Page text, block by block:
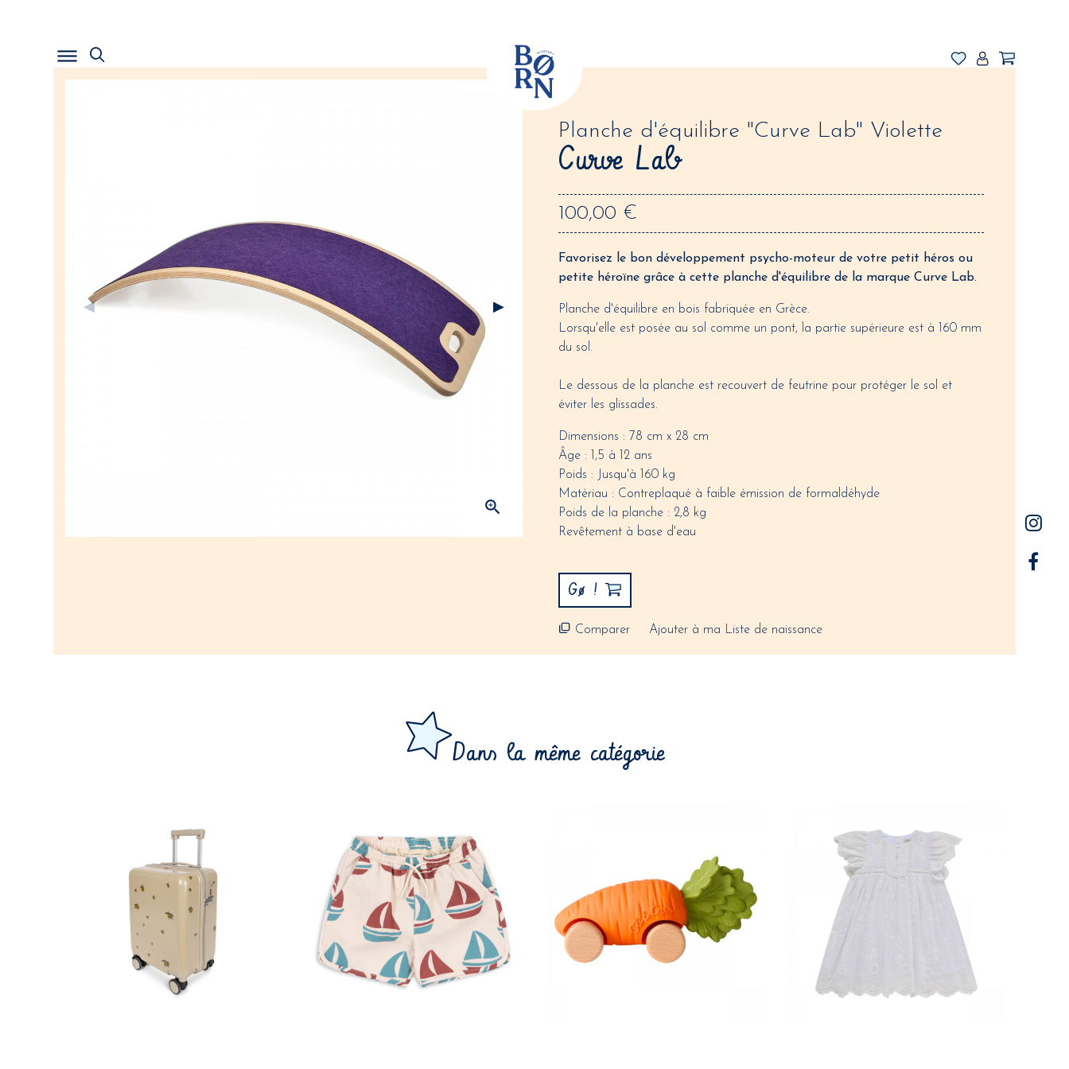

Planche d'équilibre "Curve Lab" Violette
Curve Lab
100,00 €
Favorisez le bon développement psycho-moteur de votre petit héros ou
petite héroïne grâce à cette planche d'équilibre de la marque Curve Lab.
Planche d'équilibre en bois fabriquée en Grèce.
Lorsqu'elle est posée au sol comme un pont, la partie supérieure est à 160 mm
du sol.
Le dessous de la planche est recouvert de feutrine pour protéger le sol et
éviter les glissades.
Dimensions : 78 cm x 28 cm
Âge : 1,5 à 12 ans
Poids : Jusqu'à 160 kg
Matériau : Contreplaqué à faible émission de formaldéhyde
Poids de la planche : 2,8 kg
Revêtement à base d'eau
Gø !
Comparer Ajouter à ma Liste de naissance
Dans la même catégorie
110,00 € 49,95 € 25,00 €